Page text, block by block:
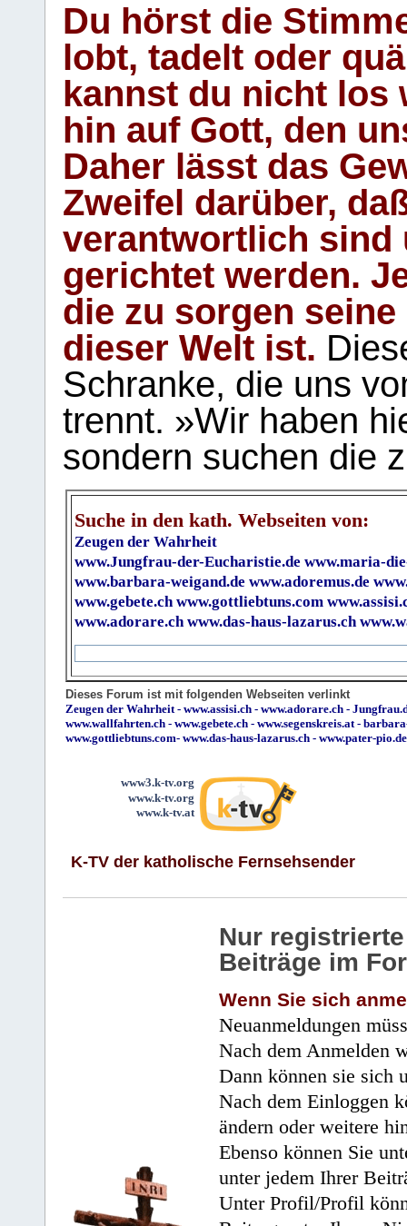
Du hörst die
lobt, tadelt oder
kannst du nicht los
hin auf Gott, den
Daher lässt das
Zweifel darüber,
verantwortlich sind
gerichtet werden.
die zu sorgen
dieser Welt ist.
Schranke, die uns
trennt. »Wir haben
sondern suchen die
Suche in den kath. Webseiten von:
Zeugen der Wahrheit
www.Jungfrau-der-Eucharistie.de www.maria-
www.barbara-weigand.de www.adoremus.de
www.gebete.ch www.gottliebtuns.com
www.adorare.ch www.das-haus-lazarus.ch
Dieses Forum ist mit folgenden Webseiten verlinkt
Zeugen der Wahrheit - www.assisi.ch - www.adorare.ch -
www.wallfahrten.ch - www.gebete.ch - www.segenskreis.at -
www.gottliebtuns.com- www.das-haus-lazarus.ch - www.pater-pio.de
www3.k-tv.org
www.k-tv.org
www.k-tv.at
K-TV der katholische Fernsehsender
Nur
Beiträge im
Wenn Sie sich
Neuanmeldungen
Nach dem Anmelden
Dann können sie sich
Nach dem Einloggen
ändern oder weitere
Ebenso können Sie
unter jedem Ihrer
Unter Profil/Profil